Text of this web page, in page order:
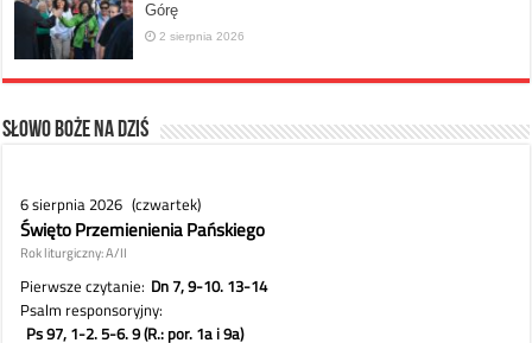
Górę
2 sierpnia 2026
Słowo Boże na dziś